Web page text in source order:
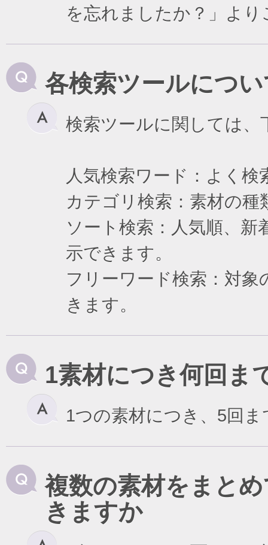
を忘れましたか？」よ
各検索ツールにつ
検索ツールに関しては
人気検索ワード：よく
カテゴリ検索：素材の
ソート検索：人気順、
示できます。
フリーワード検索：対
きます。
1素材につき何回ま
1つの素材につき、5回
複数の素材をまと
きますか